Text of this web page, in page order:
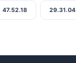
47.52.18 29.31.04